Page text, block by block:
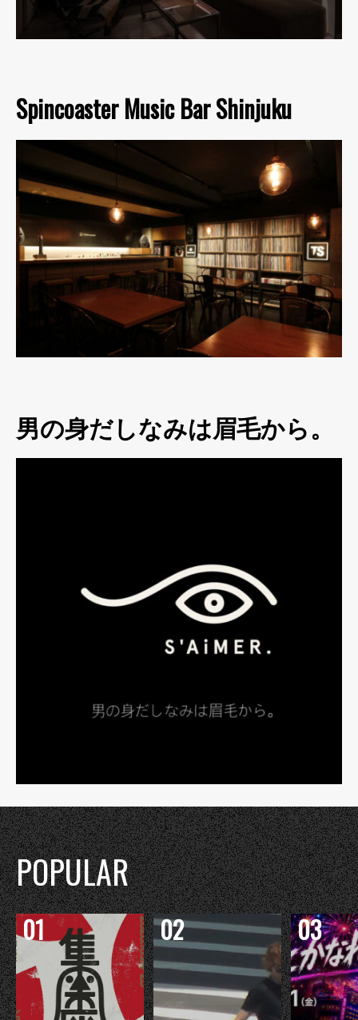
Spincoaster Music Bar Shinjuku
男の身だしなみは眉毛から。
POPULAR